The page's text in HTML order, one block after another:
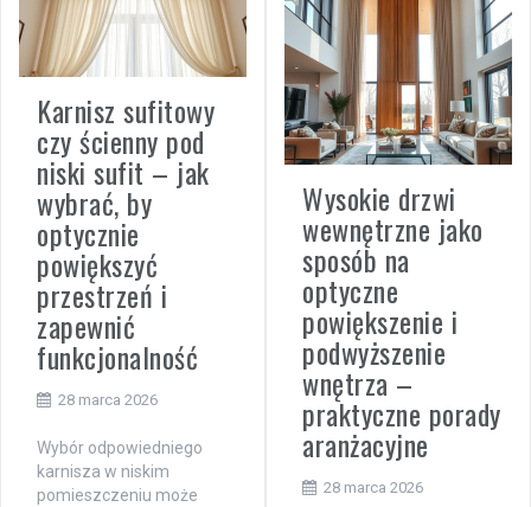
Karnisz sufitowy
czy ścienny pod
niski sufit – jak
wybrać, by
optycznie
powiększyć
przestrzeń i
zapewnić
funkcjonalność
28 marca 2026
Wybór odpowiedniego
karnisza w niskim
pomieszczeniu może
Wysokie drzwi
wewnętrzne jako
sposób na
optyczne
powiększenie i
podwyższenie
wnętrza –
praktyczne porady
aranżacyjne
28 marca 2026